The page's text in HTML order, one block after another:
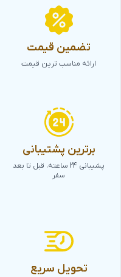
تضمین قیمت
ارائه مناسب ترین قیمت
برترین پشتیبانی
پشیبانی 24 ساعته، قبل تا بعد
سفر
تحویل سریع